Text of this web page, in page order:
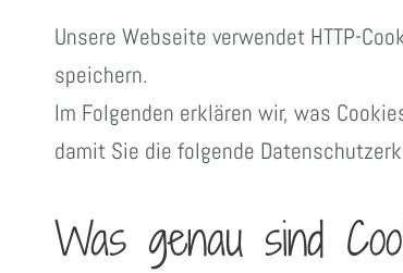
Unsere Webseite verwendet HTTP-
speichern.
Im Folgenden erklären wir, was
damit Sie die folgende
Was genau sind